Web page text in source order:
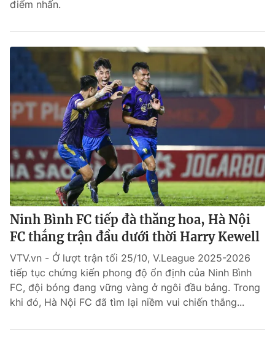
điểm nhấn.
Ninh Bình FC tiếp đà thăng hoa, Hà Nội
FC thắng trận đầu dưới thời Harry Kewell
VTV.vn - Ở lượt trận tối 25/10, V.League 2025-2026
tiếp tục chứng kiến phong độ ổn định của Ninh Bình
FC, đội bóng đang vững vàng ở ngôi đầu bảng. Trong
khi đó, Hà Nội FC đã tìm lại niềm vui chiến thắng...